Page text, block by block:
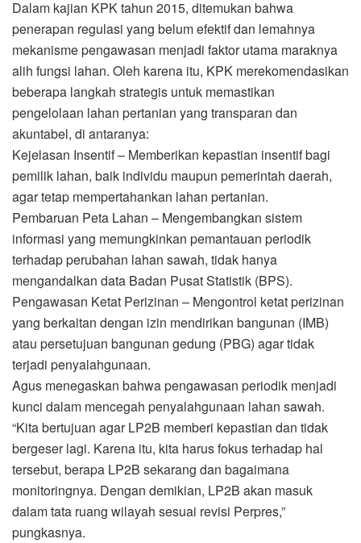
Dalam kajian KPK tahun 2015, ditemukan bahwa
penerapan regulasi yang belum efektif dan lemahnya
mekanisme pengawasan menjadi faktor utama maraknya
alih fungsi lahan. Oleh karena itu, KPK merekomendasikan
beberapa langkah strategis untuk memastikan
pengelolaan lahan pertanian yang transparan dan
akuntabel, di antaranya:
Kejelasan Insentif – Memberikan kepastian insentif bagi
pemilik lahan, baik individu maupun pemerintah daerah,
agar tetap mempertahankan lahan pertanian.
Pembaruan Peta Lahan – Mengembangkan sistem
informasi yang memungkinkan pemantauan periodik
terhadap perubahan lahan sawah, tidak hanya
mengandalkan data Badan Pusat Statistik (BPS).
Pengawasan Ketat Perizinan – Mengontrol ketat perizinan
yang berkaitan dengan izin mendirikan bangunan (IMB)
atau persetujuan bangunan gedung (PBG) agar tidak
terjadi penyalahgunaan.
Agus menegaskan bahwa pengawasan periodik menjadi
kunci dalam mencegah penyalahgunaan lahan sawah.
“Kita bertujuan agar LP2B memberi kepastian dan tidak
bergeser lagi. Karena itu, kita harus fokus terhadap hal
tersebut, berapa LP2B sekarang dan bagaimana
monitoringnya. Dengan demikian, LP2B akan masuk
dalam tata ruang wilayah sesuai revisi Perpres,”
pungkasnya.